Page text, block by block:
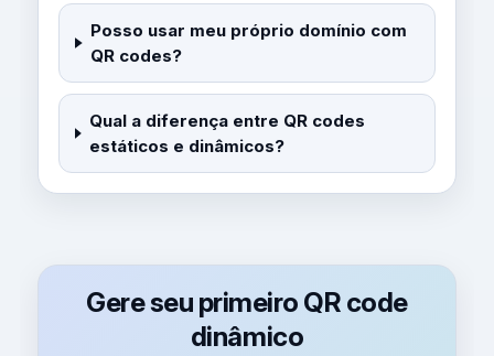
Posso usar meu próprio domínio com
QR codes?
Qual a diferença entre QR codes
estáticos e dinâmicos?
Gere seu primeiro QR code
dinâmico